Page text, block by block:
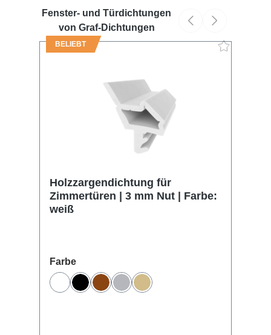
Fenster- und Türdichtungen
von Graf-Dichtungen
BELIEBT
Holzzargendichtung für
Zimmertüren | 3 mm Nut | Farbe:
weiß
Farbeauswählen
WeißSchwarzBraunGrauBeige